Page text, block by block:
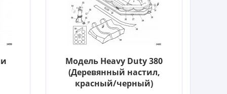
Модель Heavy Duty 380
(Деревянный настил,
красный/черный)